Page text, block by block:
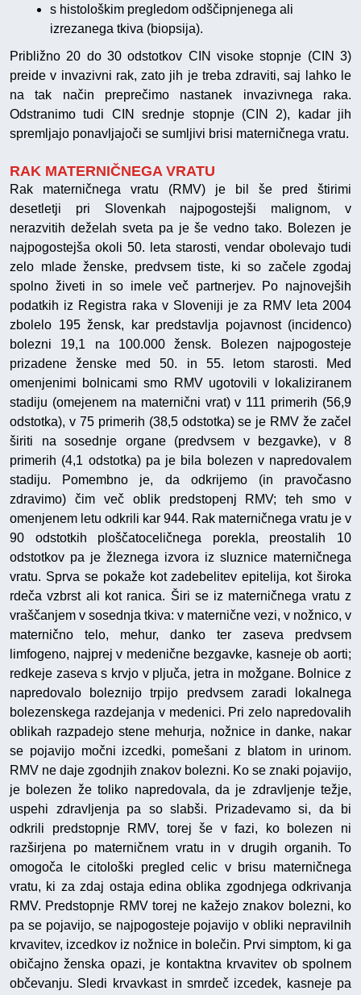
s histološkim pregledom odščipnjenega ali
izrezanega tkiva (biopsija).
Približno 20 do 30 odstotkov CIN visoke stopnje (CIN 3)
preide v invazivni rak, zato jih je treba zdraviti, saj lahko le
na tak način preprečimo nastanek invazivnega raka.
Odstranimo tudi CIN srednje stopnje (CIN 2), kadar jih
spremljajo ponavljajoči se sumljivi brisi materničnega vratu.
RAK MATERNIČNEGA VRATU
Rak materničnega vratu (RMV) je bil še pred štirimi
desetletji pri Slovenkah najpogostejši malignom, v
nerazvitih deželah sveta pa je še vedno tako. Bolezen je
najpogostejša okoli 50. leta starosti, vendar obolevajo tudi
zelo mlade ženske, predvsem tiste, ki so začele zgodaj
spolno živeti in so imele več partnerjev. Po najnovejših
podatkih iz Registra raka v Sloveniji je za RMV leta 2004
zbolelo 195 žensk, kar predstavlja pojavnost (incidenco)
bolezni 19,1 na 100.000 žensk. Bolezen najpogosteje
prizadene ženske med 50. in 55. letom starosti. Med
omenjenimi bolnicami smo RMV ugotovili v lokaliziranem
stadiju (omejenem na maternični vrat) v 111 primerih (56,9
odstotka), v 75 primerih (38,5 odstotka) se je RMV že začel
širiti na sosednje organe (predvsem v bezgavke), v 8
primerih (4,1 odstotka) pa je bila bolezen v napredovalem
stadiju. Pomembno je, da odkrijemo (in pravočasno
zdravimo) čim več oblik predstopenj RMV; teh smo v
omenjenem letu odkrili kar 944. Rak materničnega vratu je v
90 odstotkih ploščatoceličnega porekla, preostalih 10
odstotkov pa je žleznega izvora iz sluznice materničnega
vratu. Sprva se pokaže kot zadebelitev epitelija, kot široka
rdeča vzbrst ali kot ranica. Širi se iz materničnega vratu z
vraščanjem v sosednja tkiva: v maternične vezi, v nožnico, v
maternično telo, mehur, danko ter zaseva predvsem
limfogeno, najprej v medenične bezgavke, kasneje ob aorti;
redkeje zaseva s krvjo v pljuča, jetra in možgane. Bolnice z
napredovalo boleznijo trpijo predvsem zaradi lokalnega
bolezenskega razdejanja v medenici. Pri zelo napredovalih
oblikah razpadejo stene mehurja, nožnice in danke, nakar
se pojavijo močni izcedki, pomešani z blatom in urinom.
RMV ne daje zgodnjih znakov bolezni. Ko se znaki pojavijo,
je bolezen že toliko napredovala, da je zdravljenje težje,
uspehi zdravljenja pa so slabši. Prizadevamo si, da bi
odkrili predstopnje RMV, torej še v fazi, ko bolezen ni
razširjena po materničnem vratu in v drugih organih. To
omogoča le citološki pregled celic v brisu materničnega
vratu, ki za zdaj ostaja edina oblika zgodnjega odkrivanja
RMV. Predstopnje RMV torej ne kažejo znakov bolezni, ko
pa se pojavijo, se najpogosteje pojavijo v obliki nepravilnih
krvavitev, izcedkov iz nožnice in bolečin. Prvi simptom, ki ga
običajno ženska opazi, je kontaktna krvavitev ob spolnem
občevanju. Sledi krvavkast in smrdeč izcedek, kasneje pa